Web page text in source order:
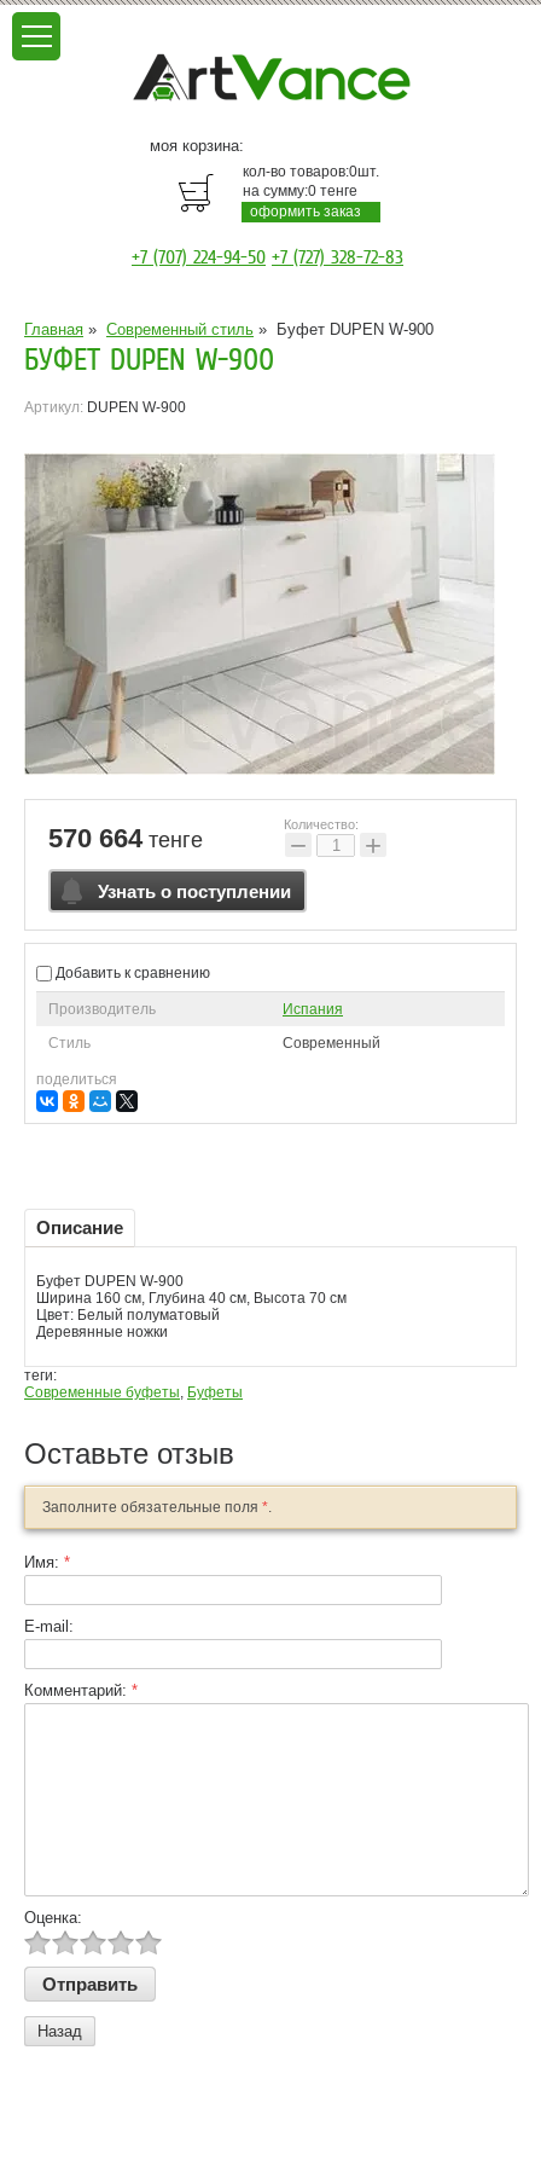
моя корзина:
кол-во товаров:0шт.
на сумму:0 тенге
оформить заказ
+7 (707) 224-94-50 +7 (727) 328-72-83
Главная » Современный стиль » Буфет DUPEN W-900
БУФЕТ DUPEN W-900
Артикул: DUPEN W-900
570 664тенге
Количество:
− +
Узнать о поступлении
Добавить к сравнению
Производитель
Испания
Стиль
Современный
поделиться
Описание
Буфет DUPEN W-900
Ширина 160 см, Глубина 40 см, Высота 70 см
Цвет: Белый полуматовый
Деревянные ножки
теги:
Современные буфеты, Буфеты
Оставьте отзыв
Заполните обязательные поля *.
Имя: *
E-mail:
Комментарий: *
Оценка:
Назад